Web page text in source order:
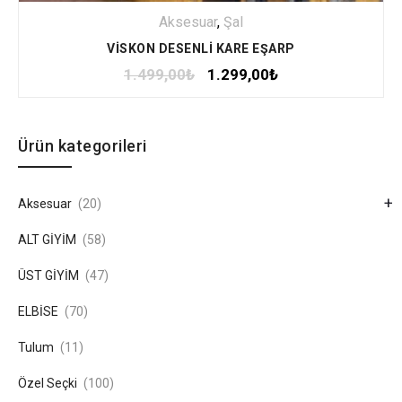
Aksesuar, Şal
VİSKON DESENLİ KARE EŞARP
1.499,00₺ 1.299,00₺
Ürün kategorileri
+
Aksesuar (20)
ALT GİYİM (58)
ÜST GİYİM (47)
ELBİSE (70)
Tulum (11)
Özel Seçki (100)